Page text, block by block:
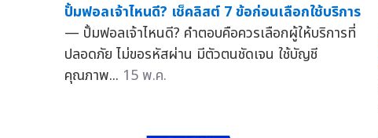
ปั้มฟอลเจ้าไหนดี? เช็คลิสต์ 7 ข้อก่อนเลือกใช้บริการ
— ปั้มฟอลเจ้าไหนดี? คำตอบคือควรเลือกผู้ให้บริการที่
ปลอดภัย ไม่ขอรหัสผ่าน มีตัวตนชัดเจน ใช้บัญชี
คุณภาพ... 15 พ.ค.